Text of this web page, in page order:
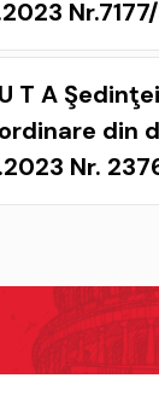
T A Şedinţei
din
Nr.